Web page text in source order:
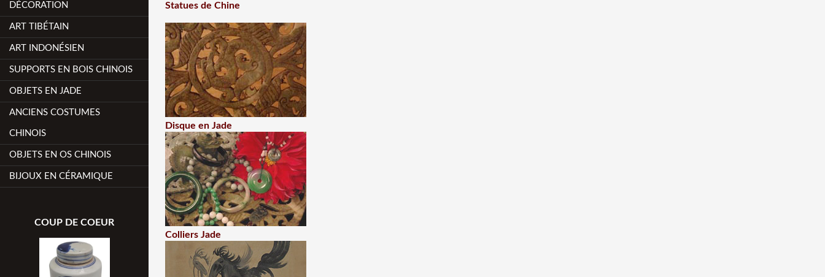
DÉCORATION
ART TIBÉTAIN
ART INDONÉSIEN
SUPPORTS EN BOIS CHINOIS
OBJETS EN JADE
ANCIENS COSTUMES
CHINOIS
OBJETS EN OS CHINOIS
BIJOUX EN CÉRAMIQUE
COUP DE COEUR
Statues de Chine
Disque en Jade
Colliers Jade